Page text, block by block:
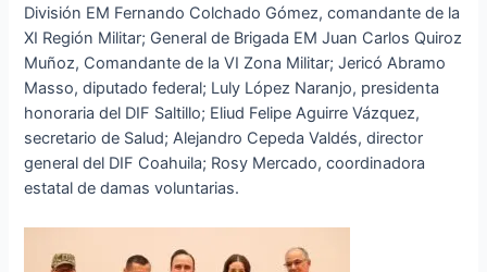
División EM Fernando Colchado Gómez, comandante de la
XI Región Militar; General de Brigada EM Juan Carlos Quiroz
Muñoz, Comandante de la VI Zona Militar; Jericó Abramo
Masso, diputado federal; Luly López Naranjo, presidenta
honoraria del DIF Saltillo; Eliud Felipe Aguirre Vázquez,
secretario de Salud; Alejandro Cepeda Valdés, director
general del DIF Coahuila; Rosy Mercado, coordinadora
estatal de damas voluntarias.